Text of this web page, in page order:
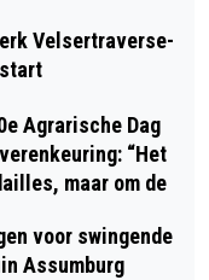
Velsertraverse-
Agrarische Dag
“Het
maar om de
voor swingende
Assumburg